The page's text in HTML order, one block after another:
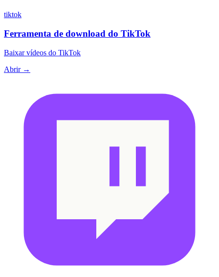
tiktok
Ferramenta de download do TikTok
Baixar vídeos do TikTok
Abrir →